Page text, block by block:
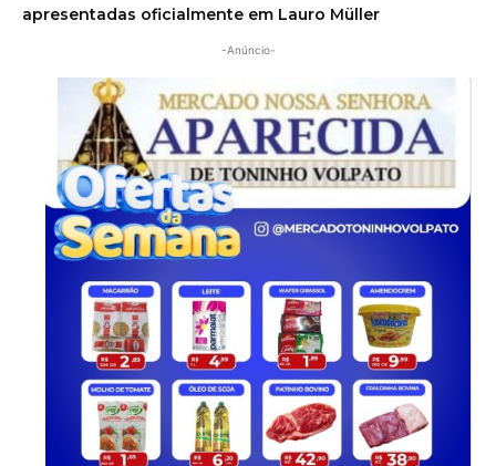
apresentadas oficialmente em Lauro Müller
-Anúncio-